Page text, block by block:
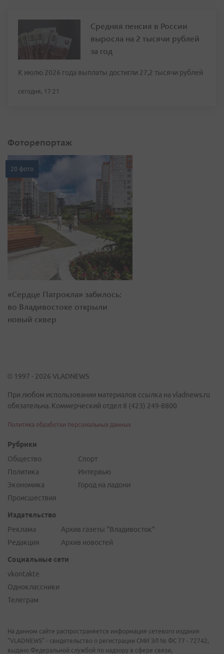
Средняя пенсия в России
выросла на 2 тысячи рублей
за год
К июлю 2026 года выплаты достигли 27,2 тысячи рублей
сегодня, 17:21
Фоторепортаж
20 фото
«Сердце Патрокла» забилось:
во Владивостоке открыли
новый сквер
© 1997 - 2026 VLADNEWS
При любом использовании материалов ссылка на vladnews.ru
обязательна. Коммерческий отдел 8 (423) 249-8800
Политика обработки персональных данных
Рубрики
Общество
Политика
Экономика
Происшествия
Спорт
Интервью
Город на ладони
Издательство
Реклама
Редакция
Архив газеты "Владивосток"
Архив новостей
Социальные сети
vkontakte
Одноклассники
Телеграм
На данном сайте распространяется информация сетевого издания
"VLADNEWS" - свидетельство о регистрации СМИ ЭЛ № ФС 77 - 72742,
выдано Федеральной службой по надзору в сфере связи,